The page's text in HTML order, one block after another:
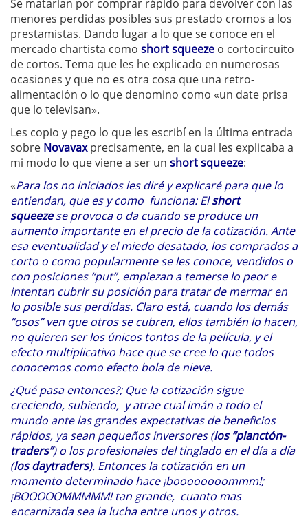
Se matarían por comprar rápido para devolver con las
menores perdidas posibles sus prestado cromos a los
prestamistas. Dando lugar a lo que se conoce en el
mercado chartista como short squeeze o cortocircuito
de cortos. Tema que les he explicado en numerosas
ocasiones y que no es otra cosa que una retro-
alimentación o lo que denomino como «un date prisa
que lo televisan».
Les copio y pego lo que les escribí en la última entrada
sobre Novavaxprecisamente, en la cual les explicaba a
mi modo lo que viene a ser un short squeeze:
«Para los no iniciados les diré y explicaré para que lo
entiendan, que es y como funciona: Elshort
squeezese provoca o da cuando se produce un
aumento importante en el precio de la cotización. Ante
esa eventualidad y el miedo desatado, los comprados a
corto o como popularmente se les conoce, vendidos o
con posiciones “put”, empiezan a temerse lo peor e
intentan cubrir su posición para tratar de mermar en
lo posible sus perdidas. Claro está, cuando los demás
“osos” ven que otros se cubren, ellos también lo hacen,
no quieren ser los únicos tontos de la película, y el
efecto multiplicativo hace que se cree lo que todos
conocemos como efecto bola de nieve.
¿Qué pasa entonces?; Que la cotización sigue
creciendo, subiendo, y atrae cual imán a todo el
mundo ante las grandes expectativas de beneficios
rápidos, ya sean pequeños inversores (los “planctón-
traders”) o los profesionales del tinglado en el día a día
(los daytraders). Entonces la cotización en un
momento determinado hace ¡boooooooommm!;
¡BOOOOOMMMMM! tan grande, cuanto mas
encarnizada sea la lucha entre unos y otros.